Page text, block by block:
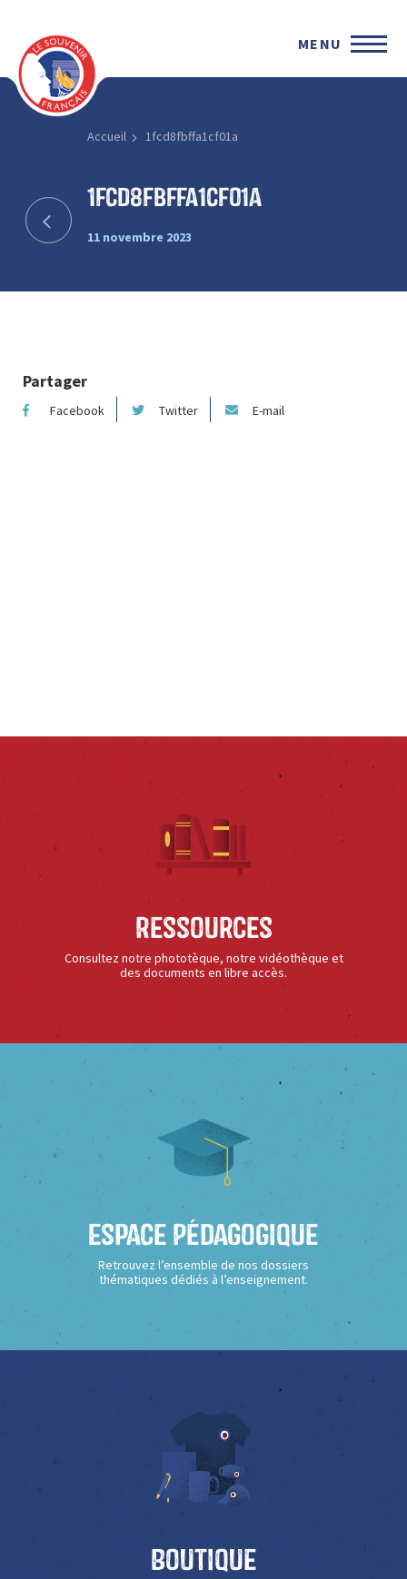
MENU
Accueil 1fcd8fbffa1cf01a
1fcd8fbffa1cf01a
11 novembre 2023
Partager
Facebook Twitter E-mail
Ressources
Consultez notre phototèque, notre vidéothèque et
des documents en libre accès.
Espace Pédagogique
Retrouvez l’ensemble de nos dossiers
thématiques dédiés à l’enseignement.
Boutique